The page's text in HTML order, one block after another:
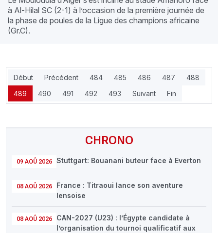
CHRONO
09 AOÛ 2026 Stuttgart: Bouanani buteur face à Everton
08 AOÛ 2026
France : Titraoui lance son aventure
lensoise
08 AOÛ 2026
CAN-2027 (U23) : l’Égypte candidate à
l’organisation du tournoi qualificatif aux
à Al-Hilal SC (2-1) à l’occasion de la première journée de
la phase de poules de la Ligue des champions africaine
(Gr.C).
Début Précédent 484 485 486 487
488
489
490 491 492 493 Suivant Fin